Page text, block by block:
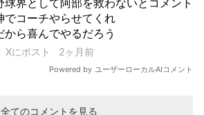
全てのコメントを見る